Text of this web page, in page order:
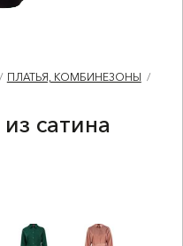
ПЛАТЬЯ, КОМБИНЕЗОНЫ
сатина